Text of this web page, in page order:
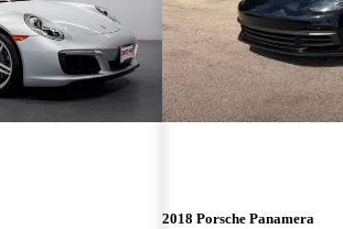
2018 Porsche Panamera